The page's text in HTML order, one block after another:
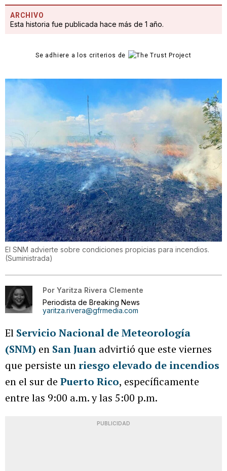
ARCHIVO
Esta historia fue publicada hace más de 1 año.
Se adhiere a los criterios de
El SNM advierte sobre condiciones propicias para incendios.
(Suministrada)
Por Yaritza Rivera Clemente
Periodista de Breaking News
yaritza.rivera@gfrmedia.com
El Servicio Nacional de Meteorología
(SNM) en San Juan advirtió que este viernes
que persiste unriesgo elevado de incendios
en el sur de Puerto Rico, específicamente
entre las 9:00 a.m. y las 5:00 p.m.
PUBLICIDAD